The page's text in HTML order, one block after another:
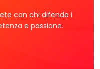
con chi difende i
e passione.